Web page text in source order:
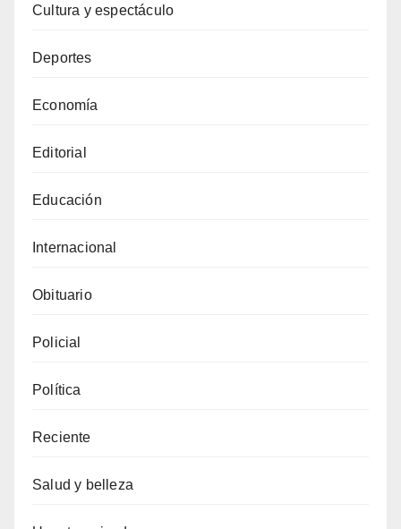
Cultura y espectáculo
Deportes
Economía
Editorial
Educación
Internacional
Obituario
Policial
Política
Reciente
Salud y belleza